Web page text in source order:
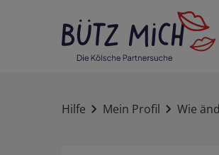
Hilfe Mein Profil Wie